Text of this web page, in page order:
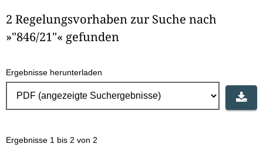
2 Regelungsvorhaben zur Suche nach
»"846/21"« gefunden
Ergebnisse herunterladen
Ergebnisse 1 bis 2 von 2